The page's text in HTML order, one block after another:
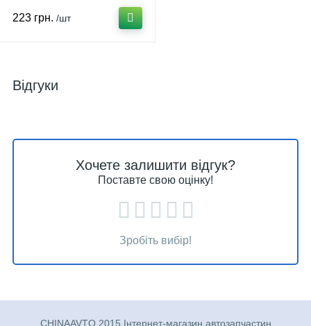
223 грн. /шт
Відгуки
Хочете залишити відгук?
Поставте свою оцінку!
Зробіть вибір!
CHINAAVTO 2015 Інтернет-магазин автозапчастин